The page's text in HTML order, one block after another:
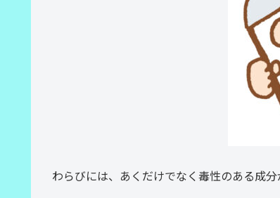
わらびには、あくだけでなく毒性のある成